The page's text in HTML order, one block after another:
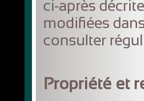
ci-après
modifiées
consulter
Propriété et